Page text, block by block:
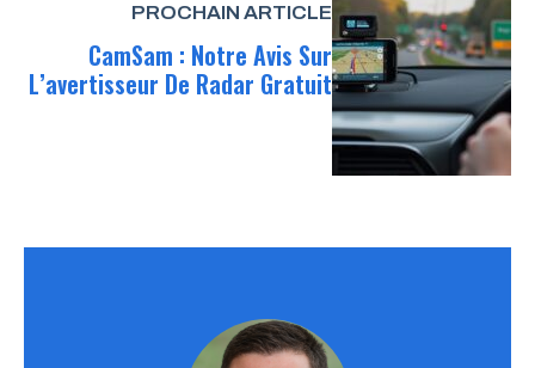
PROCHAIN ARTICLE
CamSam : Notre Avis Sur
L’avertisseur De Radar Gratuit